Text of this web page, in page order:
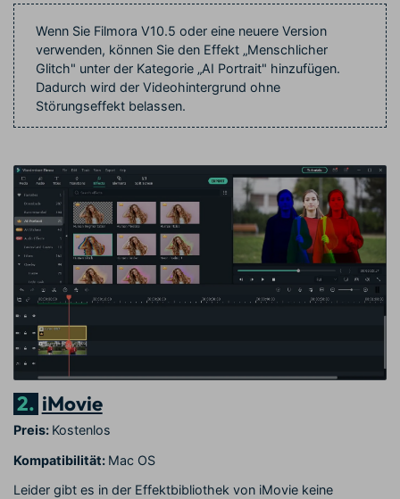
Wenn Sie Filmora V10.5 oder eine neuere Version
verwenden, können Sie den Effekt „Menschlicher
Glitch" unter der Kategorie „AI Portrait" hinzufügen.
Dadurch wird der Videohintergrund ohne
Störungseffekt belassen.
2. iMovie
Preis: Kostenlos
Kompatibilität: Mac OS
Leider gibt es in der Effektbibliothek von iMovie keine